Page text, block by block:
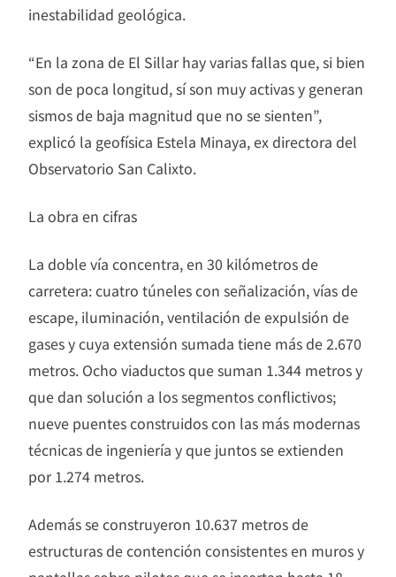
inestabilidad geológica.
“En la zona de El Sillar hay varias fallas que, si bien
son de poca longitud, sí son muy activas y generan
sismos de baja magnitud que no se sienten”,
explicó la geofísica Estela Minaya, ex directora del
Observatorio San Calixto.
La obra en cifras
La doble vía concentra, en 30 kilómetros de
carretera: cuatro túneles con señalización, vías de
escape, iluminación, ventilación de expulsión de
gases y cuya extensión sumada tiene más de 2.670
metros. Ocho viaductos que suman 1.344 metros y
que dan solución a los segmentos conflictivos;
nueve puentes construidos con las más modernas
técnicas de ingeniería y que juntos se extienden
por 1.274 metros.
Además se construyeron 10.637 metros de
estructuras de contención consistentes en muros y